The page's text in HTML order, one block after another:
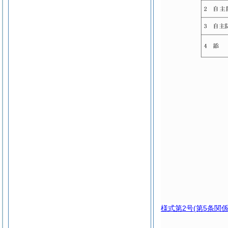
様式第2号(第5条関